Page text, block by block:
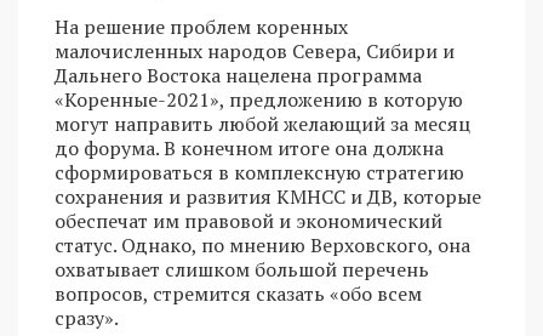
На решение проблем коренных
малочисленных народов Севера, Сибири и
Дальнего Востока нацелена программа
«Коренные-2021», предложению в которую
могут направить любой желающий за месяц
до форума. В конечном итоге она должна
сформироваться в комплексную стратегию
сохранения и развития КМНСС и ДВ, которые
обеспечат им правовой и экономический
статус. Однако, по мнению Верховского, она
охватывает слишком большой перечень
вопросов, стремится сказать «обо всем
сразу».